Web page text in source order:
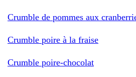
Crumble de pommes aux
Crumble poire à la fraise
Crumble poire-chocolat